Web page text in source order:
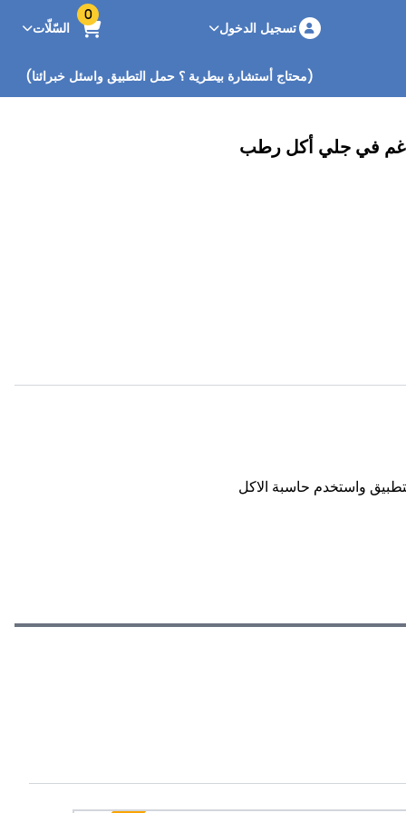
تسجيل الدخول
0
السّلّات
(محتاج أستشارة بيطرية ؟ حمل التطبيق واسئل خبرائنا)
واستخدم حاسبة الاكل